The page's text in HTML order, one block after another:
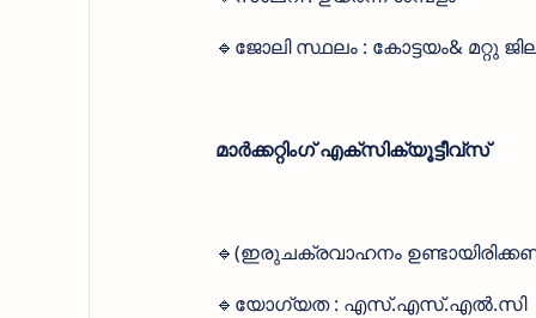
🔹ജോലി സ്ഥലം : കോട്ടയം& മറ്റു
മാർക്കറ്റിംഗ് എക്സിക്യൂട്ടീവ്സ്
🔹(ഇരുചക്രവാഹനം
🔹യോഗ്യത : എസ്.എസ്.എൽ.സി